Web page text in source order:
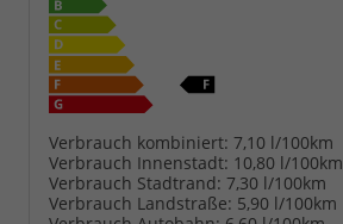
Verbrauch kombiniert: 7,10 l/100km
Verbrauch Innenstadt: 10,80 l/100km
Verbrauch Stadtrand: 7,30 l/100km
Verbrauch Landstraße: 5,90 l/100km